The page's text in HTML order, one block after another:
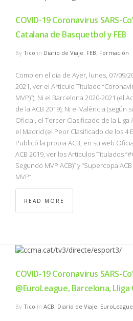
COVID-19 Coronavirus SARS-
Catalana de Basquetbol y FEB
By Tico in Diario de Viaje, FEB, Formación
Como en el día de Ayer, lunes, 07/09/
2021, ver el Artículo Titulado
MVP)”), Ni el Barcelona 2020-2021 (el
de la ACB 2019), Ni el València
Oficial, el Tercer Clasificado de la Liga
el Madrid (el Peor Clasificado de los 4
Publicó la propia ACB, en su web
ACB 2019, ver los Artículos Titulados
Segundo MVP ACB)” y “Supercopa
MVP”,
READ MORE
COVID-19 Coronavirus SARS-
@EuroLeague, Barcelona, Lliga
By Tico in ACB, Diario de Viaje, EuroLeague